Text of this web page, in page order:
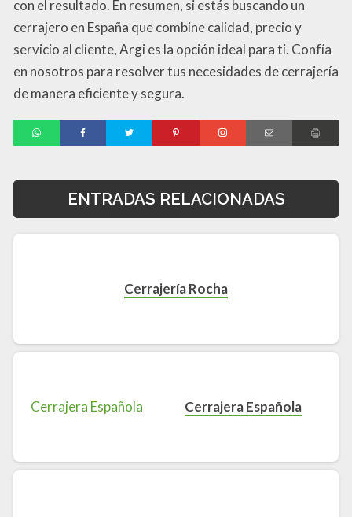
con el resultado. En resumen, si estás buscando un
cerrajero en España que combine calidad, precio y
servicio al cliente, Argi es la opción ideal para ti. Confía
en nosotros para resolver tus necesidades de cerrajería
de manera eficiente y segura.
ENTRADAS RELACIONADAS
Cerrajería Rocha
Cerrajera Española